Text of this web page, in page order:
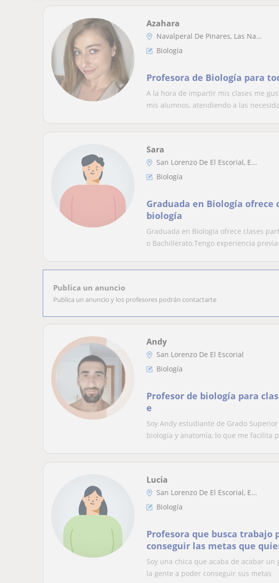
Azahara
Navalperal De Pinares, Las Na...
Biología
Profesora de Biología para
A la hora de impartir mis clases me
mis alumnos, atendiendo a las
Sara
San Lorenzo De El Escorial, E...
Biología
Graduada en Biología ofrece
biología
Graduada en Biología ofrece clases
o Bachillerato.Tengo experiencia previa
Publica un anuncio
Publica un anuncio y los profesores podrán contactarte
Andy
San Lorenzo De El Escorial
Biología
Profesor de biología para
e
Soy Andy estudiante de Grado
biología y anatomía, lo que me facilita
Lucia
San Lorenzo De El Escorial, E...
Biología
Profesora que busca trabajo
conseguir las metas que
Soy una chica que acaba de acabar
la gente a poder conseguir sus metas